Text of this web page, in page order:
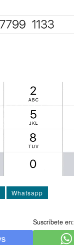
Whatsapp
Suscríbete en: